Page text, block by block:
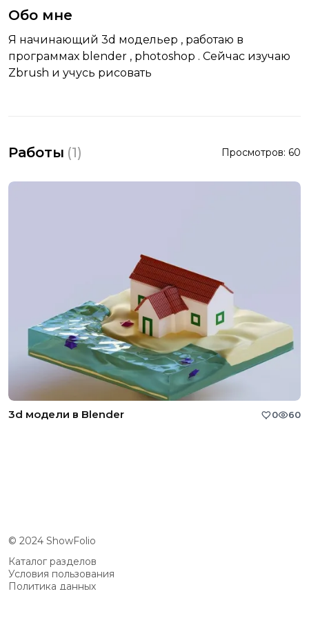
Обо мне
Я начинающий 3d модельер , работаю в
программах blender , photoshop . Сейчас изучаю
Zbrush и учусь рисовать
Работы (1) Просмотров: 60
3d модели в Blender 0 60
© 2024 ShowFolio
Каталог разделов
Условия пользования
Политика данных